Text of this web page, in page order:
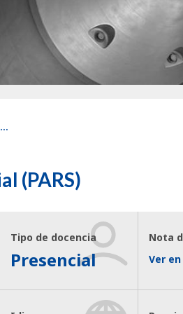
(PARS)
Tipo de docencia
Presencial
Nota
Ver en